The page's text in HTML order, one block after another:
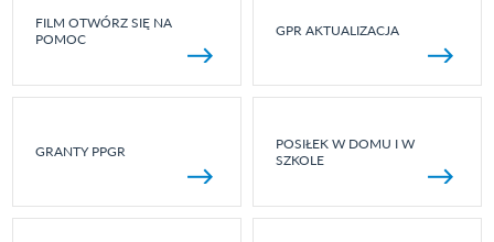
FILM OTWÓRZ SIĘ NA
POMOC
GPR AKTUALIZACJA
GRANTY PPGR
POSIŁEK W DOMU I W
SZKOLE